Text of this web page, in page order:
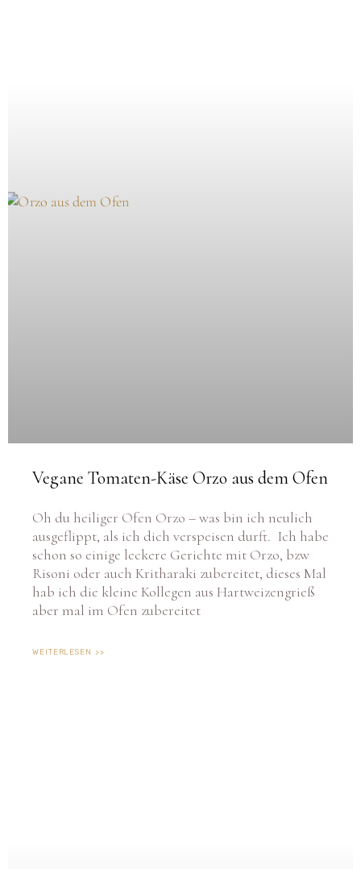
Vegane Tomaten-Käse Orzo aus dem Ofen
Oh du heiliger Ofen Orzo – was bin ich neulich
ausgeflippt, als ich dich verspeisen durft. Ich habe
schon so einige leckere Gerichte mit Orzo, bzw
Risoni oder auch Kritharaki zubereitet, dieses Mal
hab ich die kleine Kollegen aus Hartweizengrieß
aber mal im Ofen zubereitet
WEITERLESEN >>